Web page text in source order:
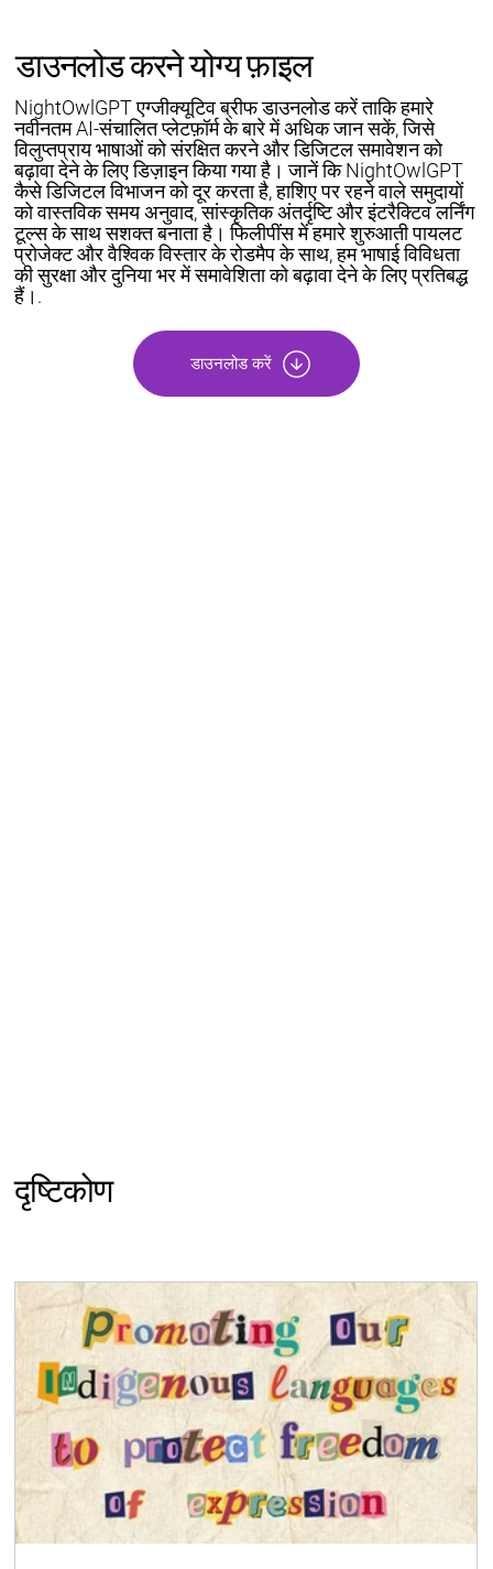
डाउनलोड करने योग्य फ़ाइल
NightOwlGPT एग्जीक्यूटिव ब्रीफ डाउनलोड करें ताकि हमारे
नवीनतम AI-संचालित प्लेटफ़ॉर्म के बारे में अधिक जान सकें, जिसे
विलुप्तप्राय भाषाओं को संरक्षित करने और डिजिटल समावेशन को
बढ़ावा देने के लिए डिज़ाइन किया गया है। जानें कि NightOwlGPT
कैसे डिजिटल विभाजन को दूर करता है, हाशिए पर रहने वाले समुदायों
को वास्तविक समय अनुवाद, सांस्कृतिक अंतर्दृष्टि और इंटरैक्टिव लर्निंग
टूल्स के साथ सशक्त बनाता है। फिलीपींस में हमारे शुरुआती पायलट
प्रोजेक्ट और वैश्विक विस्तार के रोडमैप के साथ, हम भाषाई विविधता
की सुरक्षा और दुनिया भर में समावेशिता को बढ़ावा देने के लिए प्रतिबद्ध
हैं।.
डाउनलोड करें
दृष्टिकोण